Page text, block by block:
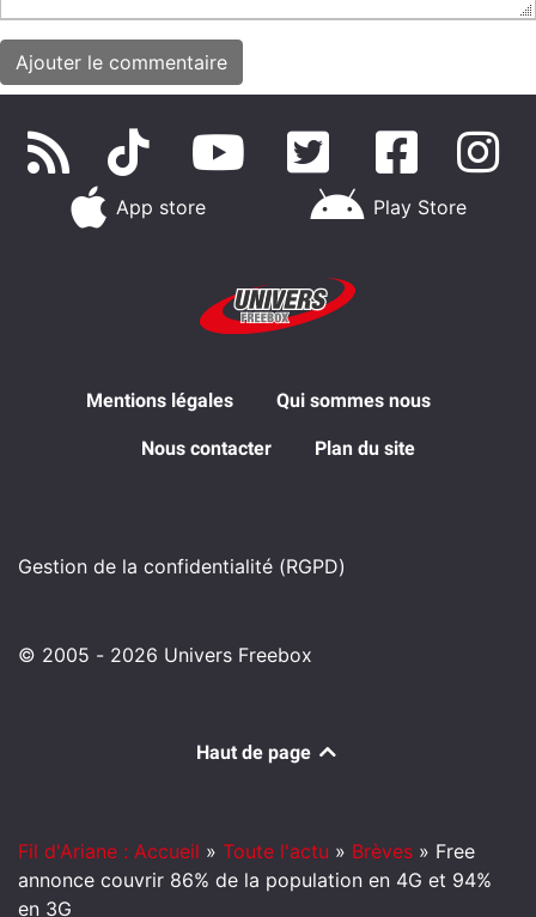
App store Play Store
Mentions légales Qui sommes nous
Nous contacter Plan du site
Gestion de la confidentialité (RGPD)
© 2005 - 2026 Univers Freebox
Haut de page
Fil d'Ariane : Accueil » Toute l'actu » Brèves » Free
annonce couvrir 86% de la population en 4G et 94%
en 3G